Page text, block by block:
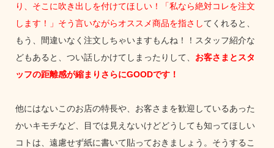
り、そこに吹き出しを付けてほしい！「私なら絶対コレを注文
します！」そう言いながらオススメ商品を指さしてくれると、
もう、間違いなく注文しちゃいますもんね！！スタッフ紹介な
どもあると、つい話しかけてしまったりして、 お客さまとスタ
ッフの距離感が縮まりさらにGOODです！
他にはないこのお店の特長や、お客さまを歓迎しているあった
かいキモチなど、目では見えないけどどうしても知ってほしい
コトは、遠慮せず紙に書いて貼っておきましょう。そうするこ